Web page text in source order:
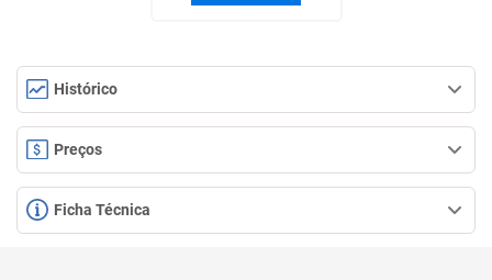
Histórico
Preços
Ficha Técnica